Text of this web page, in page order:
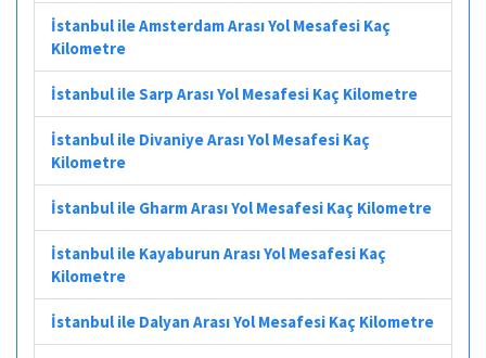
İstanbul ile Amsterdam Arası Yol Mesafesi Kaç
Kilometre
İstanbul ile Sarp Arası Yol Mesafesi Kaç Kilometre
İstanbul ile Divaniye Arası Yol Mesafesi Kaç
Kilometre
İstanbul ile Gharm Arası Yol Mesafesi Kaç Kilometre
İstanbul ile Kayaburun Arası Yol Mesafesi Kaç
Kilometre
İstanbul ile Dalyan Arası Yol Mesafesi Kaç Kilometre